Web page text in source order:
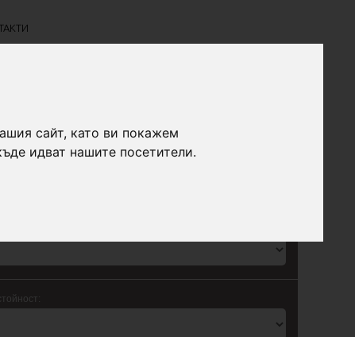
сайт, като ви покажем
идват нашите посетители.